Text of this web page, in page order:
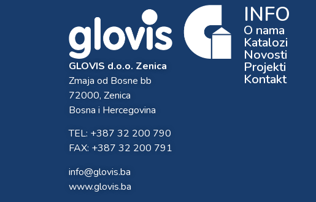
GLOVIS d.o.o. Zenica
Zmaja od Bosne bb
72000, Zenica
Bosna i Hercegovina
TEL: +387 32 200 790
FAX: +387 32 200 791
info@glovis.ba
www.glovis.ba
INFO
O nama
Katalozi
Novosti
Projekti
Kontakt